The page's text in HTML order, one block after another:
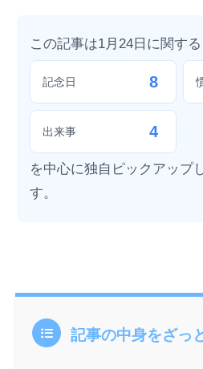
この記事は1月24日に関する
記念日 8
出来事 4
を中心に独自ピックアップ
す。
記事の中身をざっ